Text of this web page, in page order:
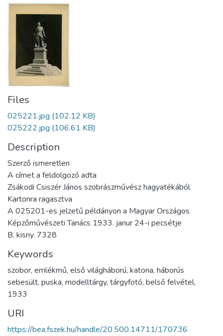
Files
025221.jpg (102.12 KB)
025222.jpg (106.61 KB)
Description
Szerző ismeretlen
A címet a feldolgozó adta
Zsákodi Csiszér János szobrászművész hagyatékából
Kartonra ragasztva
A 025201-es jelzetű példányon a Magyar Országos
Képzőművészeti Tanács 1933. janur 24-i pecsétje
B. kisny. 7328
Keywords
szobor, emlékmű, első világháború, katona, háborús
sebesült, puska, modelltárgy, tárgyfotó, belső felvétel,
1933
URI
https://bea.fszek.hu/handle/20.500.14711/170736